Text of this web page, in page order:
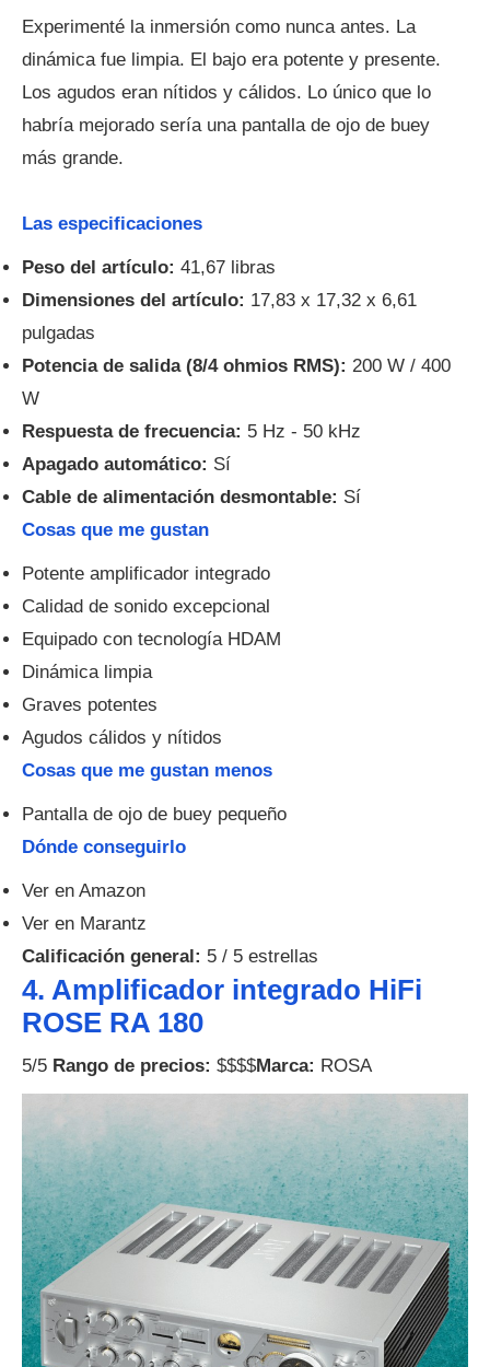
Experimenté la inmersión como nunca antes. La
dinámica fue limpia. El bajo era potente y presente.
Los agudos eran nítidos y cálidos. Lo único que lo
habría mejorado sería una pantalla de ojo de buey
más grande.
Las especificaciones
Peso del artículo: 41,67 libras
Dimensiones del artículo: 17,83 x 17,32 x 6,61
pulgadas
Potencia de salida (8/4 ohmios RMS): 200 W / 400
W
Respuesta de frecuencia: 5 Hz - 50 kHz
Apagado automático: Sí
Cable de alimentación desmontable: Sí
Cosas que me gustan
Potente amplificador integrado
Calidad de sonido excepcional
Equipado con tecnología HDAM
Dinámica limpia
Graves potentes
Agudos cálidos y nítidos
Cosas que me gustan menos
Pantalla de ojo de buey pequeño
Dónde conseguirlo
Ver en Amazon
Ver en Marantz
Calificación general: 5 / 5 estrellas
4. Amplificador integrado HiFi
ROSE RA 180
5/5 Rango de precios: $$$$Marca: ROSA